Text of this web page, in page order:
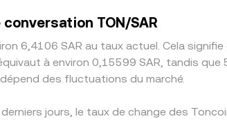
conversation TON/SAR
6,4106 SAR au taux actuel. Cela
des fluctuations du marché.
jours, le taux de change des